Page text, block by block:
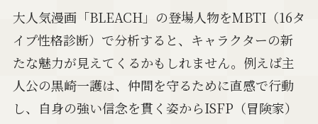
大人気漫画「BLEACH」の登場人物をMBTI（16タ
イプ性格診断）で分析すると、キャラクターの新
たな魅力が見えてくるかもしれません。例えば主
人公の黒崎一護は、仲間を守るために直感で行動
し、自身の強い信念を貫く姿からISFP（冒険家）